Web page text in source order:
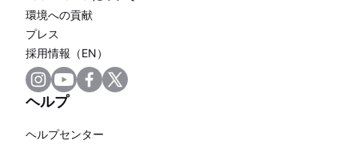
環境への貢献
プレス
採用情報（EN）
ヘルプ
ヘルプセンター